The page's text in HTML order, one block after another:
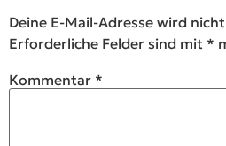
Deine E-Mail-Adresse wird
Erforderliche Felder sind mit *
Kommentar *